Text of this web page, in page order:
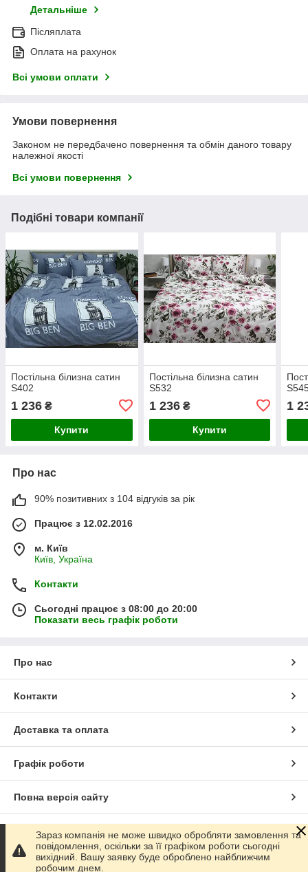
Детальніше
Післяплата
Оплата на рахунок
Всі умови оплати
Умови повернення
Законом не передбачено повернення та обмін даного товару
належної якості
Всі умови повернення
Подібні товари компанії
Постільна білизна сатин
S402
1 236 ₴
Купити
Постільна білизна сатин
S532
1 236₴
Купити
1
Про нас
90% позитивних з 104 відгуків за рік
Працює з 12.02.2016
м. Київ
Київ, Україна
Контакти
Сьогодні працює з 08:00 до 20:00
Показати весь графік роботи
Про нас
Контакти
Доставка та оплата
Графік роботи
Повна версія сайту
Сайт створено на маркетплейсі Prom.ua
Політика конфіденційності
Зараз компанія не може швидко обробляти замовлення та
повідомлення, оскільки за її графіком роботи сьогодні
вихідний. Вашу заявку буде оброблено найближчим
робочим днем.